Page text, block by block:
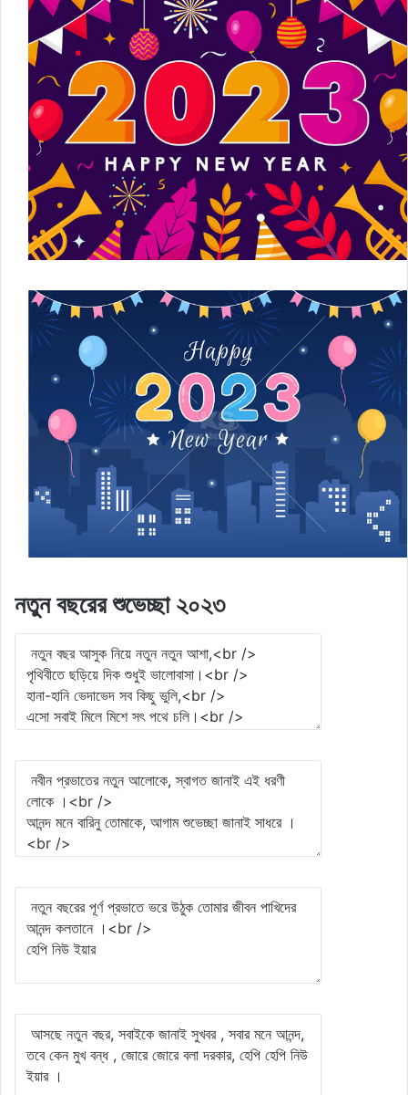
নতুন বছরের শুভেচ্ছা ২০২৩